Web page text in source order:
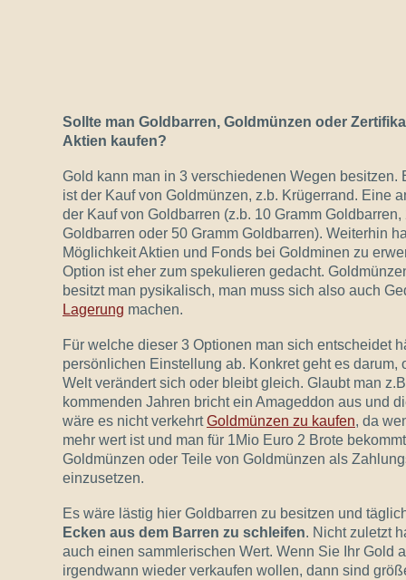
Sollte man Goldbarren, Goldmünzen oder
Aktien kaufen?
Gold kann man in 3 verschiedenen Wegen besitzen.
ist der Kauf von Goldmünzen, z.b. Krügerrand. Eine
der Kauf von Goldbarren (z.b. 10 Gramm Goldbarren,
Goldbarren oder 50 Gramm Goldbarren). Weiterhin
Möglichkeit Aktien und Fonds bei Goldminen zu
Option ist eher zum spekulieren gedacht.
besitzt man pysikalisch, man muss sich also auch
Lagerung machen.
Für welche dieser 3 Optionen man sich entscheidet
persönlichen Einstellung ab. Konkret geht es darum,
Welt verändert sich oder bleibt gleich. Glaubt man
kommenden Jahren bricht ein Amageddon aus und
wäre es nicht verkehrtGoldmünzen zu kaufen, da
mehr wert ist und man für 1Mio Euro 2 Brote
Goldmünzen oder Teile von Goldmünzen als
einzusetzen.
Es wäre lästig hier Goldbarren zu besitzen und
Ecken aus dem Barren zu schleifen. Nicht zuletzt
auch einen sammlerischen Wert. Wenn Sie Ihr Gold
irgendwann wieder verkaufen wollen, dann sind